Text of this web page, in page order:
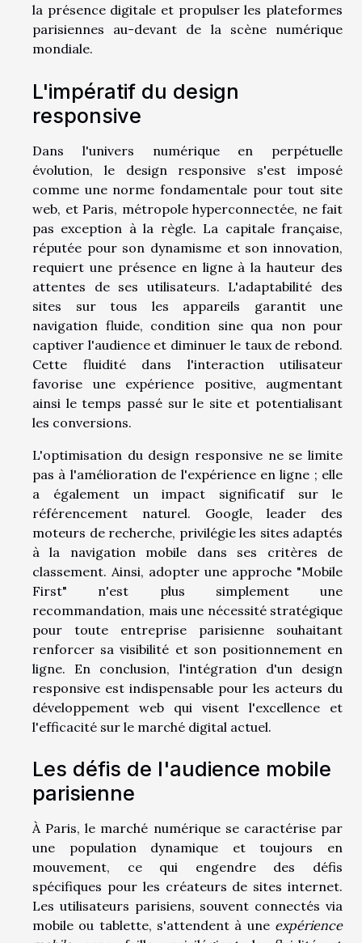
la présence digitale et propulser les plateformes
parisiennes au-devant de la scène numérique
mondiale.
L'impératif du design
responsive
Dans l'univers numérique en perpétuelle
évolution, le design responsive s'est imposé
comme une norme fondamentale pour tout site
web, et Paris, métropole hyperconnectée, ne fait
pas exception à la règle. La capitale française,
réputée pour son dynamisme et son innovation,
requiert une présence en ligne à la hauteur des
attentes de ses utilisateurs. L'adaptabilité des
sites sur tous les appareils garantit une
navigation fluide, condition sine qua non pour
captiver l'audience et diminuer le taux de rebond.
Cette fluidité dans l'interaction utilisateur
favorise une expérience positive, augmentant
ainsi le temps passé sur le site et potentialisant
les conversions.
L'optimisation du design responsive ne se limite
pas à l'amélioration de l'expérience en ligne ; elle
a également un impact significatif sur le
référencement naturel. Google, leader des
moteurs de recherche, privilégie les sites adaptés
à la navigation mobile dans ses critères de
classement. Ainsi, adopter une approche "Mobile
First" n'est plus simplement une
recommandation, mais une nécessité stratégique
pour toute entreprise parisienne souhaitant
renforcer sa visibilité et son positionnement en
ligne. En conclusion, l'intégration d'un design
responsive est indispensable pour les acteurs du
développement web qui visent l'excellence et
l'efficacité sur le marché digital actuel.
Les défis de l'audience mobile
parisienne
À Paris, le marché numérique se caractérise par
une population dynamique et toujours en
mouvement, ce qui engendre des défis
spécifiques pour les créateurs de sites internet.
Les utilisateurs parisiens, souvent connectés via
mobile ou tablette, s'attendent à une expérience